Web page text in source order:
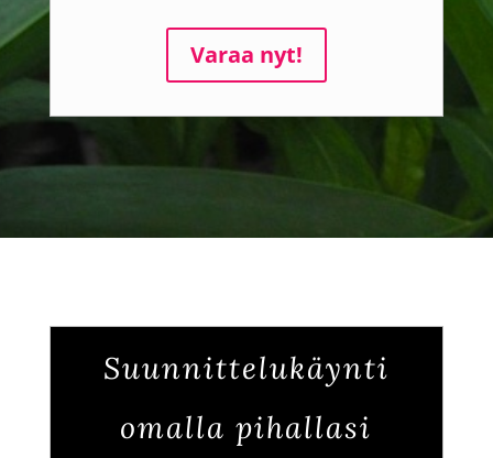
Varaa nyt!
Suunnittelukäynti
omalla pihallasi